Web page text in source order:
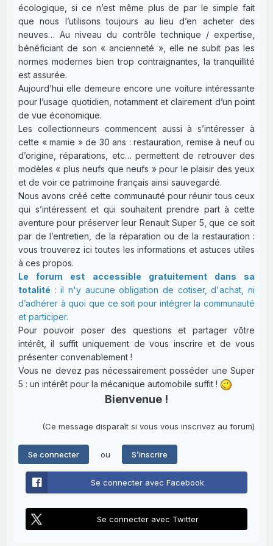
écologique, si ce n’est même plus de par le simple fait
que nous l’utilisons toujours au lieu d’en acheter des
neuves… Au niveau du contrôle technique / expertise,
bénéficiant de son « ancienneté », elle ne subit pas les
normes modernes bien trop contraignantes, la tranquillité
est assurée.
Aujourd’hui elle demeure encore une voiture intéressante
pour l’usage quotidien, notamment et clairement d’un point
de vue économique.
Les collectionneurs commencent aussi à s’intéresser à
cette « mamie » de 30 ans : restauration, remise à neuf ou
d’origine, réparations, etc… permettent de retrouver des
modèles « plus neufs que neufs » pour le plaisir des yeux
et de voir ce patrimoine français ainsi sauvegardé.
Nous avons créé cette communauté pour réunir tous ceux
qui s’intéressent et qui souhaitent prendre part à cette
aventure pour préserver leur Renault Super 5, que ce soit
par de l’entretien, de la réparation ou de la restauration :
vous trouverez ici toutes les informations et astuces utiles
à ces propos.
Le forum est accessible gratuitement dans sa
totalité : il n'y aucune obligation de cotiser, d'achat, ni
d’adhérer à quoi que ce soit pour intégrer la communauté
et participer.
Pour pouvoir poser des questions et partager vôtre
intérêt, il suffit uniquement de vous inscrire et de vous
présenter convenablement !
Vous ne devez pas nécessairement posséder une Super
5 : un intérêt pour la mécanique automobile suffit !
Bienvenue !
(Ce message disparaît si vous vous inscrivez au forum)
Se connecter ou S’inscrire
Se connecter avec Facebook
Se connecter avec Twitter